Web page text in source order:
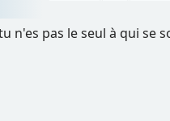
n'es pas le seul à qui se